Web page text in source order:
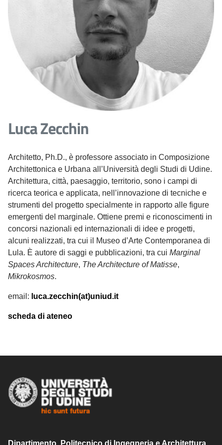
Luca Zecchin
Architetto, Ph.D., è professore associato in Composizione
Architettonica e Urbana all’Università degli Studi di Udine.
Architettura, città, paesaggio, territorio, sono i campi di
ricerca teorica e applicata, nell’innovazione di tecniche e
strumenti del progetto specialmente in rapporto alle figure
emergenti del marginale. Ottiene premi e riconoscimenti in
concorsi nazionali ed internazionali di idee e progetti,
alcuni realizzati, tra cui il Museo d’Arte Contemporanea di
Lula. È autore di saggi e pubblicazioni, tra cui Marginal
Spaces Architecture, The Architecture of Matisse,
Mikrokosmos.
email: luca.zecchin(at)uniud.it
scheda di ateneo
Dipartimento Politecnico di Ingegneria e Architettura